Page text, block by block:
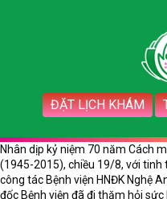
ĐẶT LỊCH KHÁM
Nhân dịp kỷ niệm 70 năm Cách
(1945-2015), chiều 19/8, với tinh
công tác Bệnh viện HNĐK Nghệ
đốc Bệnh viện đã đi thăm hỏi